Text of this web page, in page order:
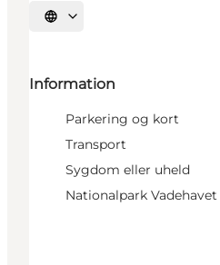
Vælg sprog
Information
Parkering og kort
Transport
Sygdom eller uheld
Nationalpark Vadehavet